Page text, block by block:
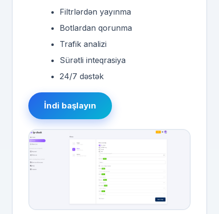
Filtrlərdən yayınma
Botlardan qorunma
Trafik analizi
Sürətli inteqrasiya
24/7 dəstək
İndi başlayın